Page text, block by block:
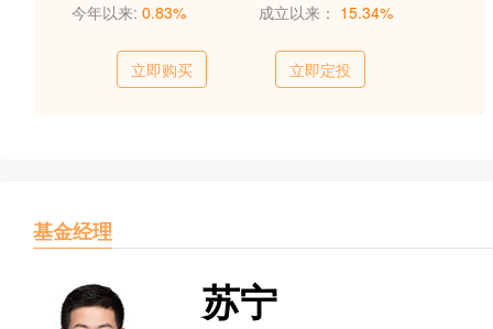
今年以来: 0.83% 成立以来： 15.34%
立即购买 立即定投
基金经理
苏宁